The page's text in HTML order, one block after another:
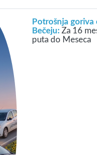
Potrošnja
Bečeju:Za 16
puta do Meseca